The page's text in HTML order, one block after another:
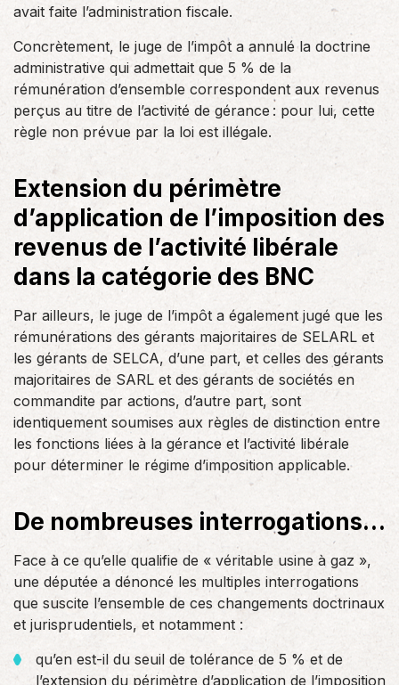
avait faite l’administration fiscale.
Concrètement, le juge de l’impôt a annulé la doctrine
administrative qui admettait que 5 % de la
rémunération d’ensemble correspondent aux revenus
perçus au titre de l’activité de gérance : pour lui, cette
règle non prévue par la loi est illégale.
Extension du périmètre
d’application de l’imposition des
revenus de l’activité libérale
dans la catégorie des BNC
Par ailleurs, le juge de l’impôt a également jugé que les
rémunérations des gérants majoritaires de SELARL et
les gérants de SELCA, d’une part, et celles des gérants
majoritaires de SARL et des gérants de sociétés en
commandite par actions, d’autre part, sont
identiquement soumises aux règles de distinction entre
les fonctions liées à la gérance et l’activité libérale
pour déterminer le régime d’imposition applicable.
De nombreuses interrogations…
Face à ce qu’elle qualifie de « véritable usine à gaz »,
une députée a dénoncé les multiples interrogations
que suscite l’ensemble de ces changements doctrinaux
et jurisprudentiels, et notamment :
qu’en est-il du seuil de tolérance de 5 % et de
l’extension du périmètre d’application de l’imposition